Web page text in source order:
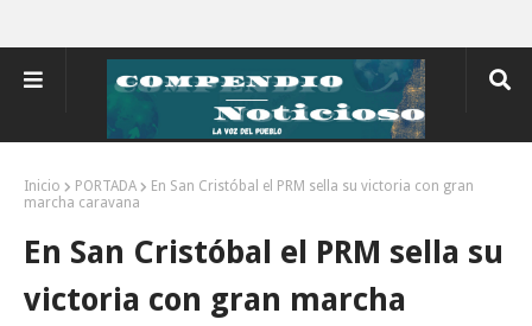
Inicio PORTADA
En San Cristóbal el PRM sella su victoria con gran
marcha caravana
En San Cristóbal el PRM sella su
victoria con gran marcha